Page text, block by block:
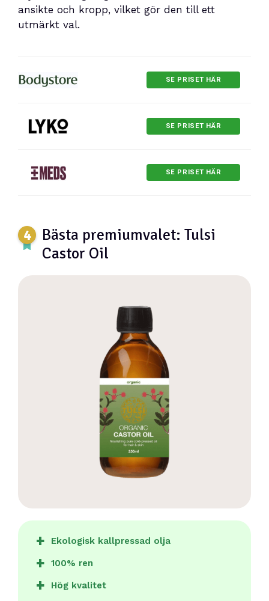
ansikte och kropp, vilket gör den till ett
utmärkt val.
SE PRISET HÄR
SE PRISET HÄR
SE PRISET HÄR
Bästa premiumvalet: Tulsi
Castor Oil
Ekologisk kallpressad olja
100% ren
Hög kvalitet